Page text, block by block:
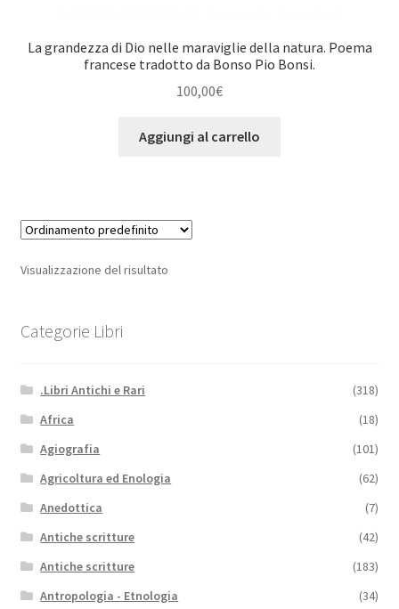
La grandezza di Dio nelle maraviglie della natura. Poema
francese tradotto da Bonso Pio Bonsi.
100,00€
Aggiungi al carrello
Visualizzazione del risultato
Categorie Libri
.Libri Antichi e Rari
(318)
Africa
(18)
Agiografia
(101)
Agricoltura ed Enologia
(62)
Anedottica
(7)
Antiche scritture
(42)
Antiche scritture
(183)
Antropologia - Etnologia
(34)